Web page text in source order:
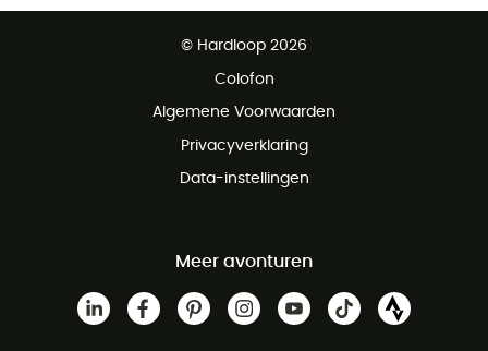
Gratis retourneren binnen 100 dagen
© Hardloop 2026
Colofon
Algemene Voorwaarden
Privacyverklaring
Data-instellingen
Meer avonturen